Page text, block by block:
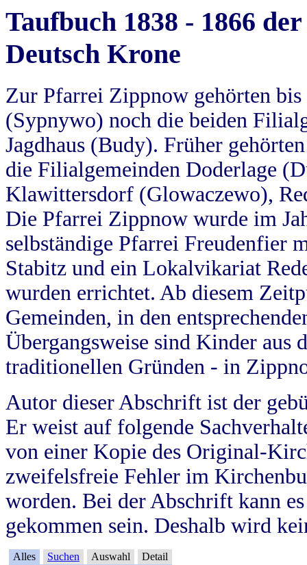
Taufbuch 1838 - 1866
Deutsch Krone
Zur Pfarrei Zippnow gehörten
(Sypnywo) noch die beiden
Jagdhaus (Budy). Früher
die Filialgemeinden Doderlage
Klawittersdorf (Glowaczewo),
Die Pfarrei Zippnow wurde im
selbständige Pfarrei Freudenfier
Stabitz und ein Lokalvikariat
wurden errichtet. Ab diesem
Gemeinden, in den
Übergangsweise sind Kinder aus
traditionellen Gründen - in
Autor dieser Abschrift ist der
Er weist auf folgende
von einer Kopie des Original-
zweifelsfreie Fehler im
worden. Bei der Abschrift kann
gekommen sein. Deshalb wird
Alles Suchen Auswahl Detail